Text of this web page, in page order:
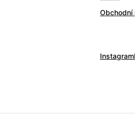
Obchodní
Instagram